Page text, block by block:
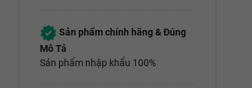
Sản phẩm chính hãng & Đúng
Mô Tả
Sản phẩm nhập khẩu 100%